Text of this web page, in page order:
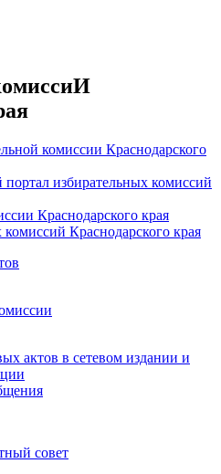
комиссии Краснодарского
избирательных комиссий
Краснодарского края
комиссий Краснодарского края
актов в сетевом издании и
совет